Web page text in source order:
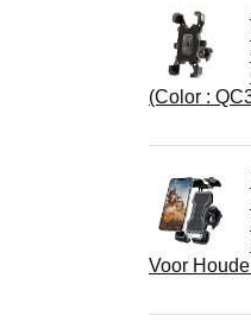
(Color :
Voor